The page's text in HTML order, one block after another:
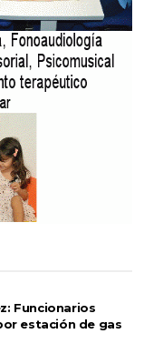
Funcionarios
estación de gas